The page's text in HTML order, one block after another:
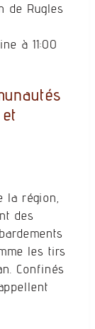
de Rugles
à 11:00
la région,
des
les tirs
Confinés